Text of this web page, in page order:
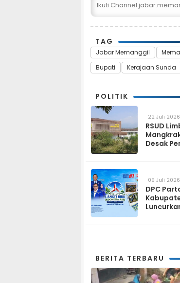
Ikuti Channel
TAG
Jabar Memanggil
Bupati
Kerajaan Sunda
POLITIK
22 Juli 2026
RSUD
Desak
09 Juli 2026
DPC
BERITA TERBARU